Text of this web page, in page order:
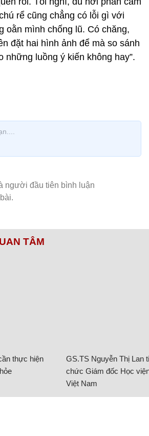
rể cũng chẳng có lỗi gì với
oằn mình chống lũ. Có chăng,
đặt hai hình ảnh để mà so sánh
những luồng ý kiến không hay”.
TÂM
thực hiện
GS.TS Nguyễn Thị Lan
chức Giám đốc Học
Việt Nam